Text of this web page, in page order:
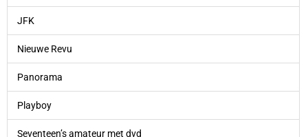
JFK
Nieuwe Revu
Panorama
Playboy
Seventeen’s amateur met dvd